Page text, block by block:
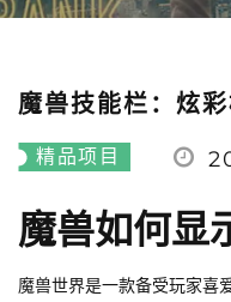
魔兽技能栏：炫
精品项目
魔兽如何显
魔兽世界是一款备受玩家喜